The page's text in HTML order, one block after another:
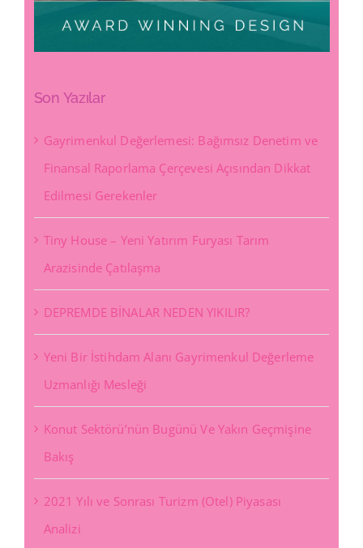
Son Yazılar
Gayrimenkul Değerlemesi: Bağımsız Denetim ve
Finansal Raporlama Çerçevesi Açısından Dikkat
Edilmesi Gerekenler
Tiny House – Yeni Yatırım Furyası Tarım
Arazisinde Çatılaşma
DEPREMDE BİNALAR NEDEN YIKILIR?
Yeni Bir İstihdam Alanı Gayrimenkul Değerleme
Uzmanlığı Mesleği
Konut Sektörü’nün Bugünü Ve Yakın Geçmişine
Bakış
2021 Yılı ve Sonrası Turizm (Otel) Piyasası
Analizi